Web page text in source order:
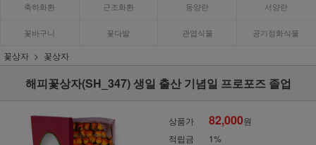
축하화환 근조화환 동양란 서양란
꽃바구니 꽃다발 관엽식물 공기정화식물
꽃상자 꽃상자
해피꽃상자(SH_347) 생일 출산 기념일 프로포즈 졸업
상품가 82,000원
적립금
1%